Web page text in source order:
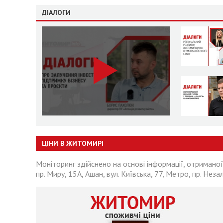
ДІАЛОГИ
ЦІНИ В ЖИТОМИРІ
Моніторинг здійснено на основі інформації,
пр. Миру, 15А, Ашан, вул. Київська, 77, Метро, пр.